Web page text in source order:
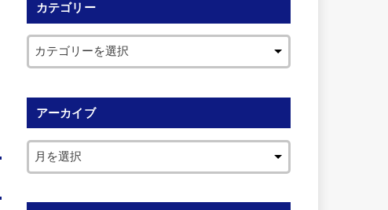
カテゴリー
アーカイブ